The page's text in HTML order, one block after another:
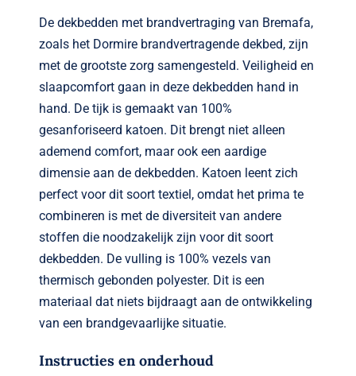
De dekbedden met brandvertraging van Bremafa,
zoals het Dormire brandvertragende dekbed, zijn
met de grootste zorg samengesteld. Veiligheid en
slaapcomfort gaan in deze dekbedden hand in
hand. De tijk is gemaakt van 100%
gesanforiseerd katoen. Dit brengt niet alleen
ademend comfort, maar ook een aardige
dimensie aan de dekbedden. Katoen leent zich
perfect voor dit soort textiel, omdat het prima te
combineren is met de diversiteit van andere
stoffen die noodzakelijk zijn voor dit soort
dekbedden. De vulling is 100% vezels van
thermisch gebonden polyester. Dit is een
materiaal dat niets bijdraagt aan de ontwikkeling
van een brandgevaarlijke situatie.
Instructies en onderhoud